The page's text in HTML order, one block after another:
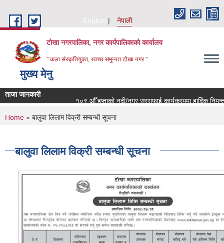
English
नेपाली
टोखा नगरपालिका, नगर कार्यपालिकाको कार्यालय
" कला संस्कृतियुक्त, स्वच्छ समुन्‍नत टोखा नगर "
मुख्य मेनु
ताजा जानकारी
१०९ औँ हप्ताको नदी/नगर सरसफाई कार्यक्रममा हार्दिक
You are here
Home » बालुवा लिलाम विक्री सम्बन्धी सूचना
बालुवा लिलाम विक्री सम्बन्धी सूचना